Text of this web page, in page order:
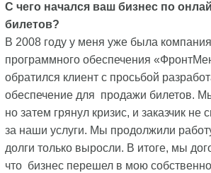
С чего начался ваш бизнес по
билетов?
В 2008 году у меня уже была
программного обеспечения
обратился клиент с просьбой
обеспечение для продажи билетов.
но затем грянул кризис, и заказчик не
за наши услуги. Мы продолжили
долги только выросли. В итоге, мы
что бизнес перешел в мою